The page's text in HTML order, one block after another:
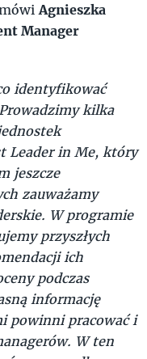
Agnieszka
Manager
identyfikować
kilka
Leader in Me, który
jeszcze
zauważamy
W programie
przyszłych
ich
podczas
informację
powinni pracować i
W ten